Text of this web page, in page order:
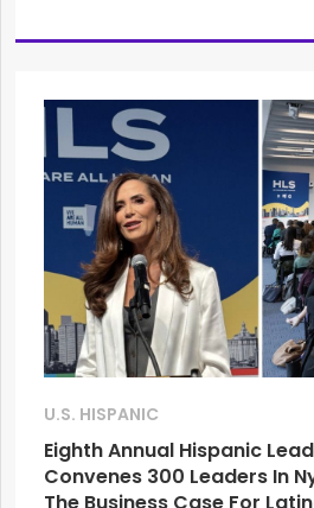
U.S. HISPANIC
Eighth Annual Hispanic
Convenes 300 Leaders In